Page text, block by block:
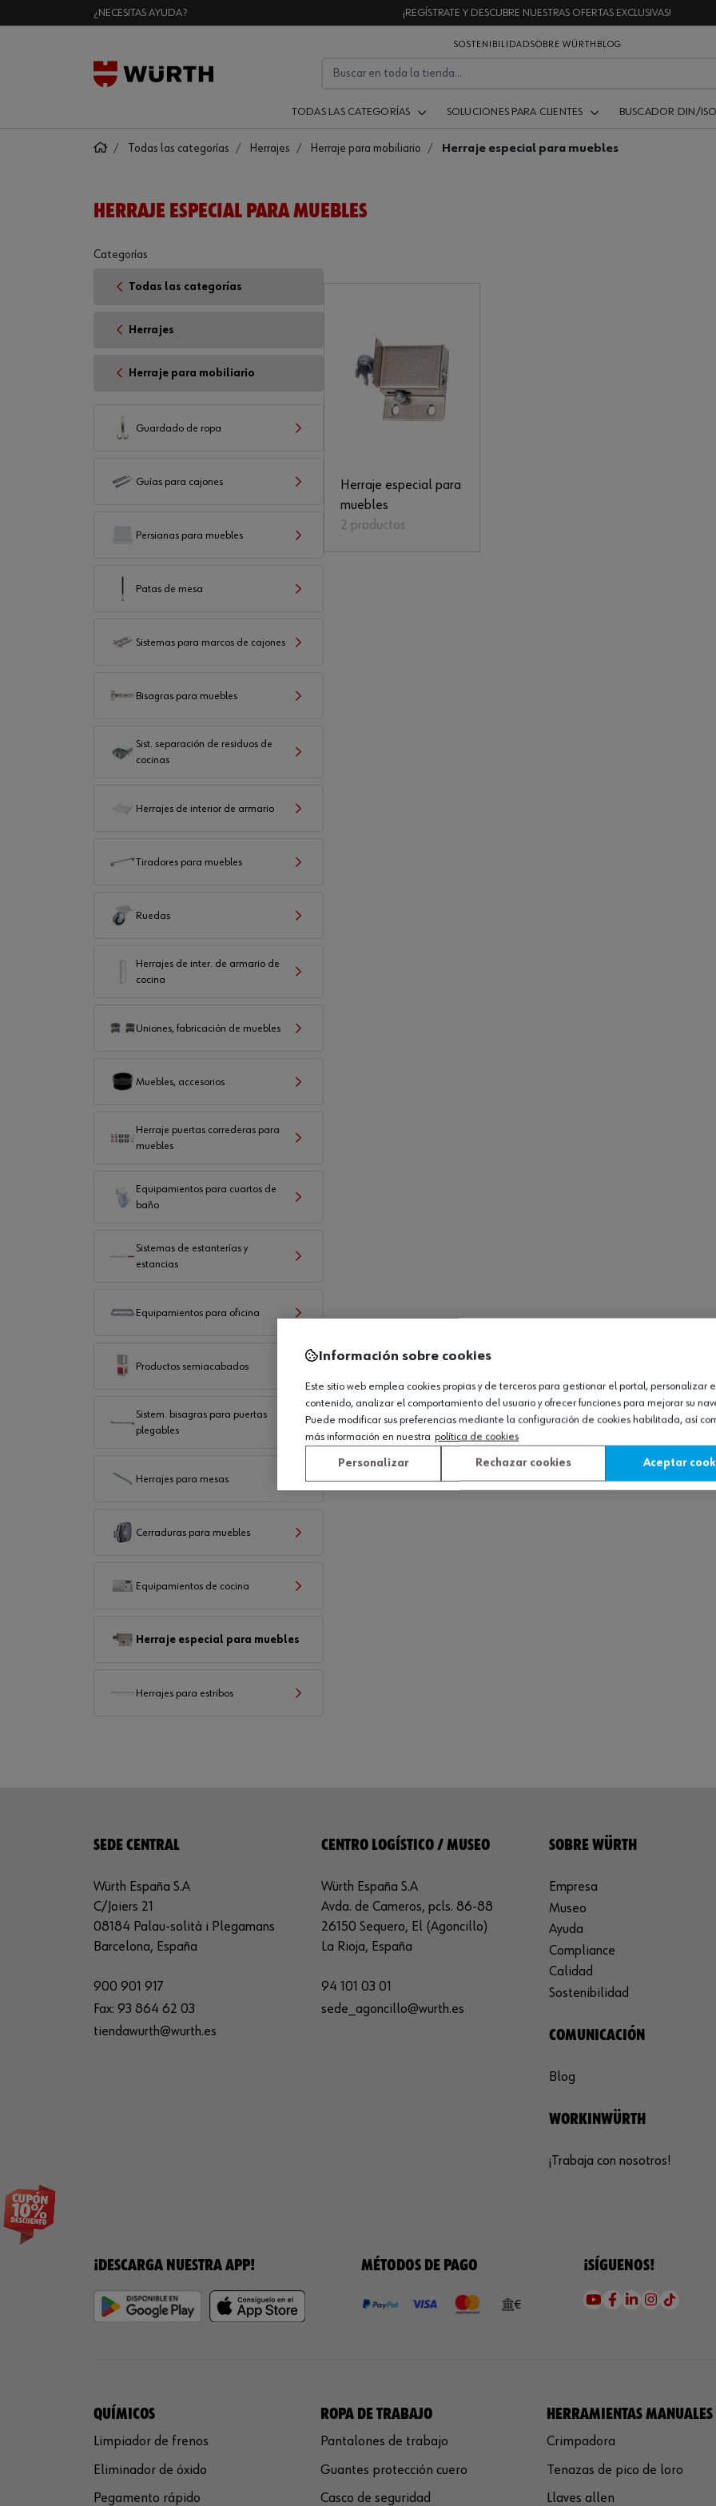
¿NECESITAS AYUDA? ¡REGÍSTRATE Y DESCUBRE NUESTRAS OFERTAS EXCLUSIVAS!
SOSTENIBILIDADSOBRE WÜRTH BLOG
TODAS LAS CATEGORÍAS SOLUCIONES PARA CLIENTES BUSCADOR DIN/
Todas las categorías Herrajes Herraje para mobiliario Herraje especial para muebles
HERRAJE ESPECIAL PARA MUEBLES
Categorías
Todas las categorías
Herrajes
Herraje para mobiliario
Guardado de ropa
Guías para cajones
Persianas para muebles
Patas de mesa
Sistemas para marcos de cajones
Bisagras para muebles
Sist. separación de residuos de
cocinas
Herrajes de interior de armario
Tiradores para muebles
Ruedas
Herrajes de inter. de armario de
cocina
Uniones, fabricación de muebles
Muebles, accesorios
Herraje puertas correderas para
muebles
Equipamientos para cuartos de
baño
Sistemas de estanterías y
estancias
Equipamientos para oficina
Productos semiacabados
Sistem. bisagras para puertas
plegables
Herrajes para mesas
Cerraduras para muebles
Equipamientos de cocina
Herraje especial para muebles
Herrajes para estribos
Herraje especial para
muebles
2 productos
SEDE CENTRAL
Würth España S.A
C/Joiers 21
08184 Palau-solità i Plegamans
Barcelona, España
900 901 917
Fax: 93 864 62 03
tiendawurth@wurth.es
CENTRO LOGÍSTICO / MUSEO
Würth España S.A
Avda. de Cameros, pcls. 86-88
26150 Sequero, El (Agoncillo)
La Rioja, España
94 101 03 01
sede_agoncillo@wurth.es
SOBRE WÜRTH
Empresa
Museo
Ayuda
Compliance
Calidad
Sostenibilidad
COMUNICACIÓN
Blog
WORKINWÜRTH
¡Trabaja con nosotros!
¡DESCARGA NUESTRA APP! MÉTODOS DE PAGO ¡SÍGUENOS!
QUÍMICOS
Limpiador de frenos
Eliminador de óxido
Pegamento rápido
ROPA DE TRABAJO
Pantalones de trabajo
Guantes protección cuero
Casco de seguridad
HERRAMIENTAS MANUALES
Crimpadora
Tenazas de pico de loro
Llaves allen
Información sobre cookies
Este sitio web emplea cookies propias y de terceros para gestionar el portal, personalizar
contenido, analizar el comportamiento del usuario y ofrecer funciones para mejorar su
Puede modificar sus preferencias mediante la configuración de cookies habilitada, así
más información en nuestra política de cookies
Personalizar Rechazar cookies Aceptar